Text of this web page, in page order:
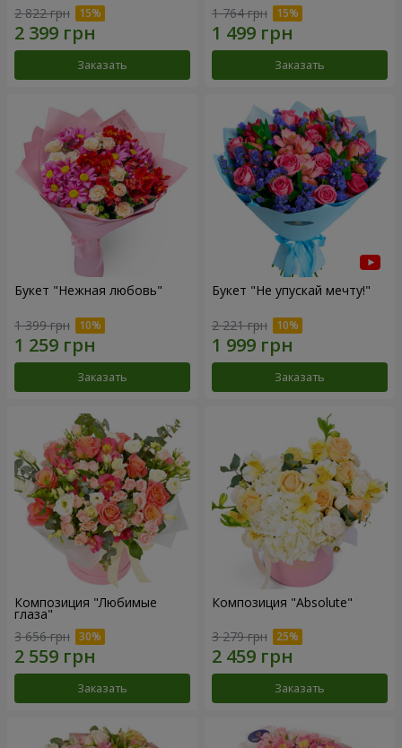
2 822 грн
Заказать
1 764 грн
Заказать
Букет "Нежная любовь"
1 399 грн
Заказать
Букет "Не упускай мечту!"
2 221 грн
Заказать
Композиция "Любимые
глаза"
3 656 грн
Заказать
Композиция "Absolute"
3 279 грн
Заказать